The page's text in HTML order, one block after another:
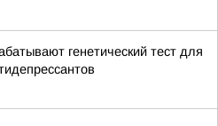
генетический тест для